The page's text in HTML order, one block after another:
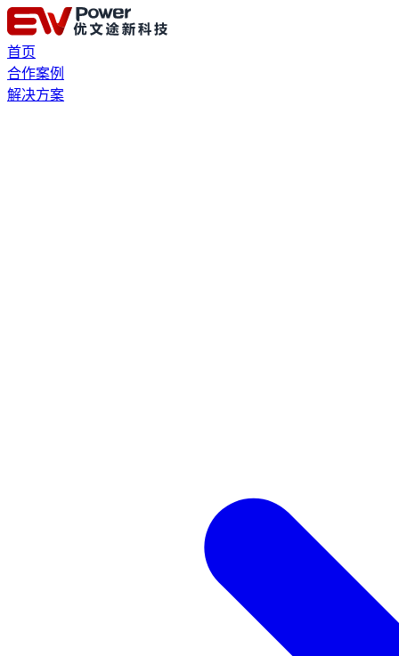
首页
合作案例
解决方案